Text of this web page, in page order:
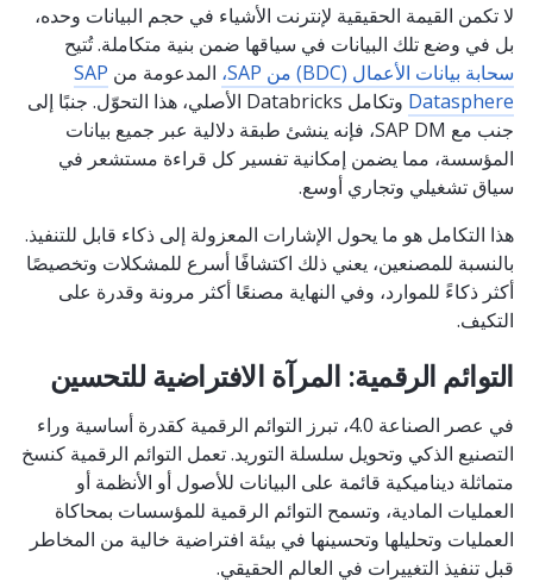
لا تكمن القيمة الحقيقية لإنترنت الأشياء في حجم البيانات وحده،
بل في وضع تلك البيانات في سياقها ضمن بنية متكاملة. تُتيح
سحابة بيانات الأعمال (BDC) من SAP،
المدعومة من SAP
Datasphere
وتكامل Databricks الأصلي، هذا التحوّل. جنبًا إلى
جنب مع SAP DM، فإنه ينشئ طبقة دلالية عبر جميع بيانات
المؤسسة، مما يضمن إمكانية تفسير كل قراءة مستشعر في
سياق تشغيلي وتجاري أوسع.
هذا التكامل هو ما يحول الإشارات المعزولة إلى ذكاء قابل للتنفيذ.
بالنسبة للمصنعين، يعني ذلك اكتشافًا أسرع للمشكلات وتخصيصًا
أكثر ذكاءً للموارد، وفي النهاية مصنعًا أكثر مرونة وقدرة على
التكيف.
التوائم الرقمية: المرآة الافتراضية للتحسين
في عصر الصناعة 4.0، تبرز التوائم الرقمية كقدرة أساسية وراء
التصنيع الذكي وتحويل سلسلة التوريد. تعمل التوائم الرقمية كنسخ
متماثلة ديناميكية قائمة على البيانات للأصول أو الأنظمة أو
العمليات المادية، وتسمح التوائم الرقمية للمؤسسات بمحاكاة
العمليات وتحليلها وتحسينها في بيئة افتراضية خالية من المخاطر
قبل تنفيذ التغييرات في العالم الحقيقي.